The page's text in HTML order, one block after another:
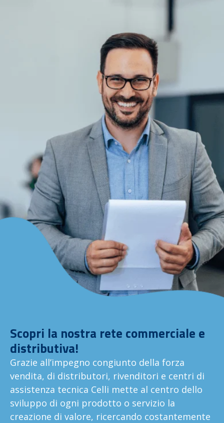
Scopri la nostra rete commerciale e
distributiva!
Grazie all’impegno congiunto della forza
vendita, di distributori, rivenditori e centri di
assistenza tecnica Celli mette al centro dello
sviluppo di ogni prodotto o servizio la
creazione di valore, ricercando costantemente